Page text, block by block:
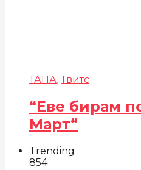
ТАПА, Твитс
“Еве бирам
Март“
Trending
854